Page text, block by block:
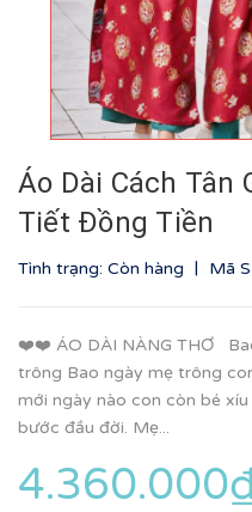
Áo Dài Cách Tân
Tiết Đồng Tiền
Tình trạng: Còn hàng | Mã
❤️❤️ ÁO DÀI NÀNG THƠ
trông Bao ngày mẹ trông
mới ngày nào con còn bé
bước đầu đời. Mẹ...